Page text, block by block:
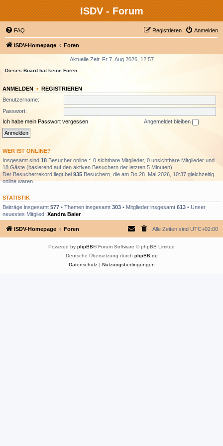
ISDV - Forum
FAQ Anmelden
Registrieren
ISDV-Homepage Foren
Aktuelle Zeit: Fr 7. Aug 2026, 12:57
Dieses Board hat keine Foren.
ANMELDEN • REGISTRIEREN
Benutzername:
Passwort:
Ich habe mein Passwort vergessen
Angemeldet bleiben
WER IST ONLINE?
Insgesamt sind 18 Besucher online :: 0 sichtbare Mitglieder, 0 unsichtbare Mitglieder und
18 Gäste (basierend auf den aktiven Besuchern der letzten 5 Minuten)
Der Besucherrekord liegt bei 935 Besuchern, die am Do 28. Mai 2026, 10:37 gleichzeitig
online waren.
STATISTIK
Beiträge insgesamt 577 • Themen insgesamt 303 • Mitglieder insgesamt 613 • Unser
neuestes Mitglied: Xandra Baier
ISDV-Homepage Foren Alle Zeiten sind UTC+02:00
Powered by phpBB® Forum Software © phpBB Limited
Deutsche Übersetzung durch phpBB.de
Datenschutz| Nutzungsbedingungen